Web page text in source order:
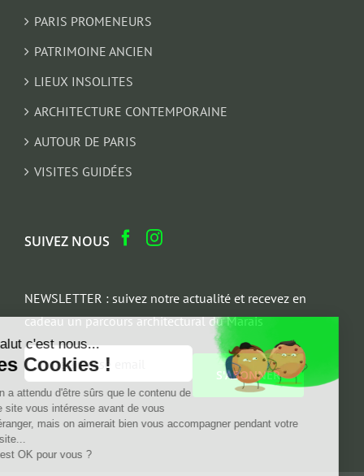
PARIS PROMENEURS
PATRIMOINE ANCIEN
LIEUX INSOLITES
ARCHITECTURE CONTEMPORAINE
AUTOUR DE PARIS
VISITES GUIDÉES
SUIVEZ NOUS
NEWSLETTER : suivez notre actualité et recevez en
cadeau un parcours architectural du Marais
Email
*
Salut c'est nous...
les Cookies !
On a attendu d'être sûrs que le contenu de
ce site vous intéresse avant de vous
déranger, mais on aimerait bien vous accompagner pendant votre
C'est OK pour vous ?